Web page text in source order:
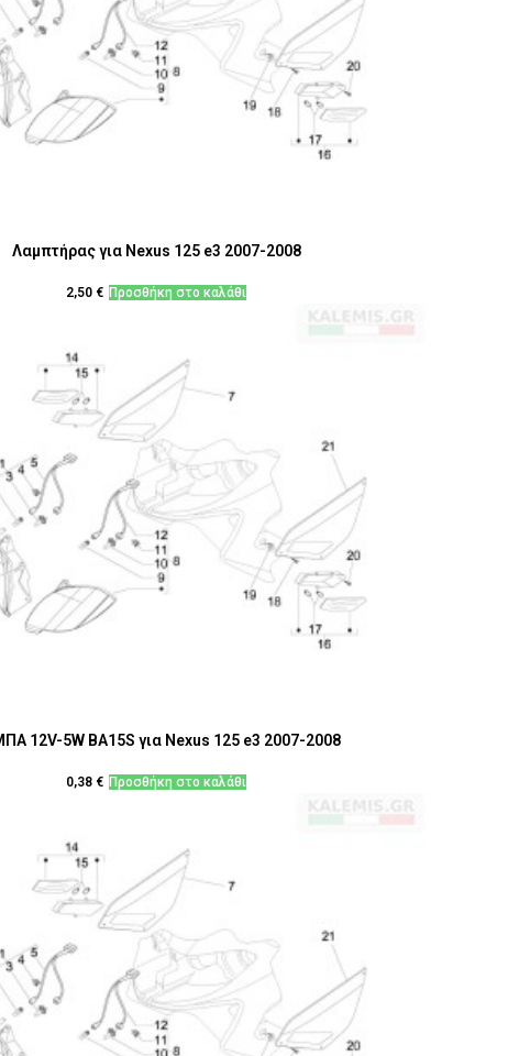
Λαμπτήρας για Nexus 125 e3 2007-2008
2,50 € Προσθήκη στο καλάθι
12V-5W BA15S για Nexus 125 e3 2007-2008
0,38 € Προσθήκη στο καλάθι